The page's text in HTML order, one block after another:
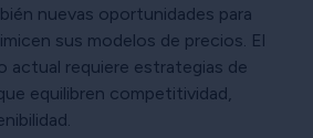
nuevas oportunidades para
sus modelos de precios. El
actual requiere estrategias de
equilibren competitividad,